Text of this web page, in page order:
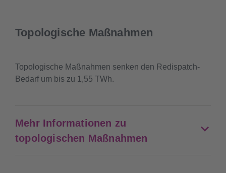
Topologische Maßnahmen
Topologische Maßnahmen senken den Redispatch-
Bedarf um bis zu 1,55 TWh.
Mehr Informationen zu
topologischen Maßnahmen